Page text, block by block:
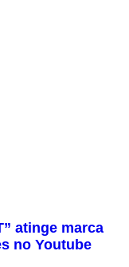
atinge marca
no Youtube